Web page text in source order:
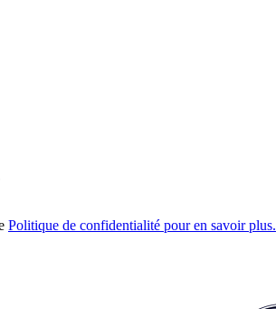
Politique de confidentialité pour en savoir plus.